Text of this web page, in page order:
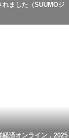
れました（SUUMOジ
済オンライン，2025